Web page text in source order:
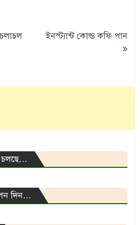
ইনস্ট্যান্ট কোল্ড কফি পান
চলছে…
দিন…